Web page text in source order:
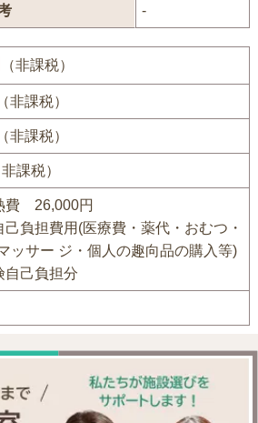
-
（非課税）
非課税）
非課税）
課税）
費 26,000円
己負担費用(医療費・薬代・おむつ・
ッサー ジ・個人の趣向品の購入等)
自己負担分